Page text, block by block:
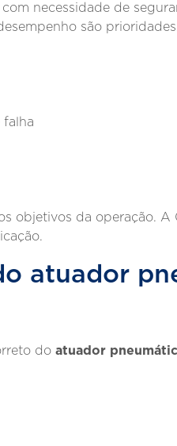
necessidade de
são prioridades.
falha
objetivos da operação.
atuador
doatuador